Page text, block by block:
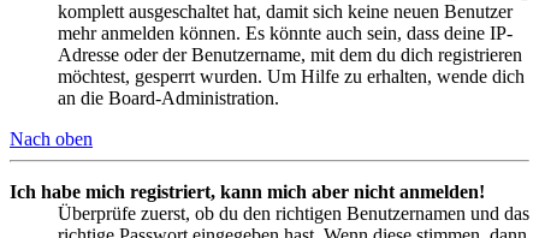
komplett ausgeschaltet hat, damit sich keine neuen Benutzer
mehr anmelden können. Es könnte auch sein, dass deine IP-
Adresse oder der Benutzername, mit dem du dich registrieren
möchtest, gesperrt wurden. Um Hilfe zu erhalten, wende dich
an die Board-Administration.
Nach oben
Ich habe mich registriert, kann mich aber nicht anmelden!
Überprüfe zuerst, ob du den richtigen Benutzernamen und das